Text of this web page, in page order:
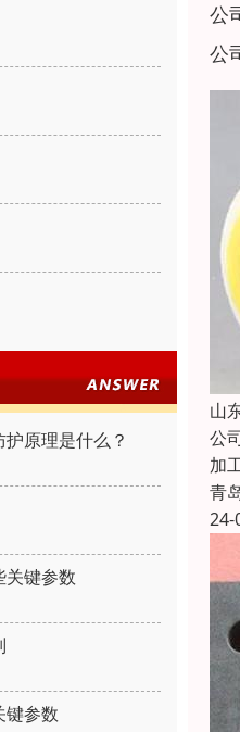
原理是什么？
关键参数
键参数
公
公
山
公
加
青
24-